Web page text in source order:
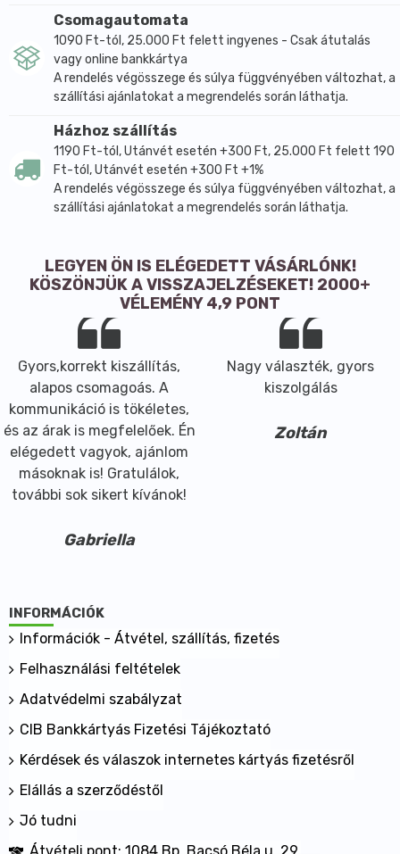
Csomagautomata
1090 Ft-tól, 25.000 Ft felett ingyenes - Csak átutalás
vagy online bankkártya
A rendelés végösszege és súlya függvényében változhat, a
szállítási ajánlatokat a megrendelés során láthatja.
Házhoz szállítás
1190 Ft-tól, Utánvét esetén +300 Ft, 25.000 Ft felett 190
Ft-tól, Utánvét esetén +300 Ft +1%
A rendelés végösszege és súlya függvényében változhat, a
szállítási ajánlatokat a megrendelés során láthatja.
LEGYEN ÖN IS ELÉGEDETT VÁSÁRLÓNK!
KÖSZÖNJÜK A VISSZAJELZÉSEKET! 2000+
VÉLEMÉNY 4,9 PONT
Gyors,korrekt kiszállítás,
alapos csomagoás. A
kommunikáció is tökéletes,
és az árak is megfelelőek. Én
elégedett vagyok, ajánlom
másoknak is! Gratulálok,
további sok sikert kívánok!
Gabriella
Nagy választék, gyors
kiszolgálás
Zoltán
INFORMÁCIÓK
Információk - Átvétel, szállítás, fizetés
Felhasználási feltételek
Adatvédelmi szabályzat
CIB Bankkártyás Fizetési Tájékoztató
Kérdések és válaszok internetes kártyás fizetésről
Elállás a szerződéstől
Jó tudni